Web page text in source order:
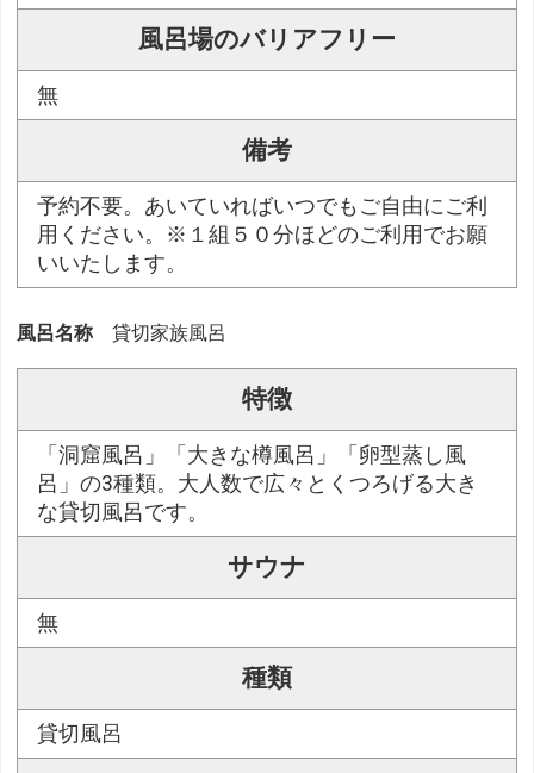
風呂場のバリアフリー
無
備考
予約不要。あいていればいつでもご自由にご利
用ください。※１組５０分ほどのご利用でお願
いいたします。
風呂名称 貸切家族風呂
特徴
「洞窟風呂」「大きな樽風呂」「卵型蒸し風
呂」の3種類。大人数で広々とくつろげる大き
な貸切風呂です。
サウナ
無
種類
貸切風呂